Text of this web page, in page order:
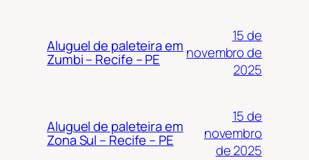
Aluguel de paleteira em
Zumbi – Recife – PE
15 de
novembro de
2025
Aluguel de paleteira em
Zona Sul – Recife – PE
15 de
novembro
de 2025